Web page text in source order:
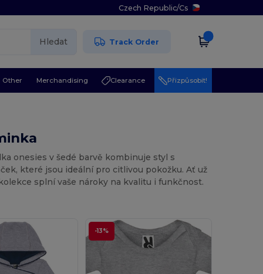
Czech Republic/Cs
Hledat Track Order
Other Merchandising Clearance Přizpůsobit!
onesies v šedé barvě kombinuje styl s
které jsou ideální pro citlivou pokožku. Ať už
splní vaše nároky na kvalitu i funkčnost.
-13%